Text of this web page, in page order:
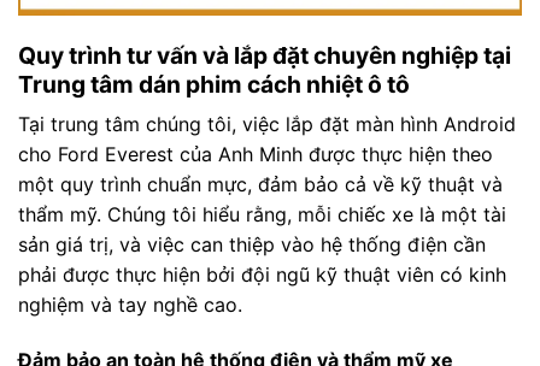
Quy trình tư vấn và lắp đặt chuyên nghiệp tại
Trung tâm dán phim cách nhiệt ô tô
Tại trung tâm chúng tôi, việc lắp đặt màn hình Android
cho Ford Everest của Anh Minh được thực hiện theo
một quy trình chuẩn mực, đảm bảo cả về kỹ thuật và
thẩm mỹ. Chúng tôi hiểu rằng, mỗi chiếc xe là một tài
sản giá trị, và việc can thiệp vào hệ thống điện cần
phải được thực hiện bởi đội ngũ kỹ thuật viên có kinh
nghiệm và tay nghề cao.
Đảm bảo an toàn hệ thống điện và thẩm mỹ xe